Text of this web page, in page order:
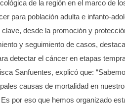
de la región en el marco de
para población adulta e infanto-
desde la promoción y
y seguimiento de casos,
detectar el cáncer en etapas
Sanfuentes, explicó que:
causas de mortalidad en
por eso que hemos organizado